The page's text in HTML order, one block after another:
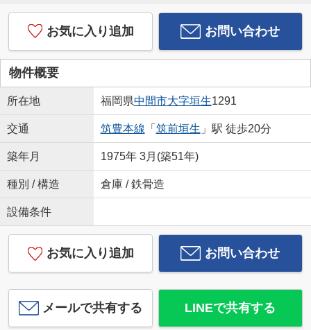
お気に入り追加 お問い合わせ
物件概要
所在地 福岡県中間市大字垣生1291
交通 筑豊本線 「 筑前垣生 」駅 徒歩20分
築年月 1975年 3月(築51年)
種別 / 構造 倉庫 / 鉄骨造
設備条件
お気に入り追加 お問い合わせ
メールで共有する LINEで共有する